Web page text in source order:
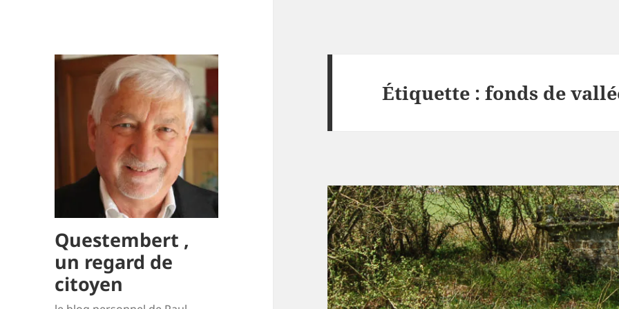
Questembert ,
un regard de
citoyen
Étiquette :fonds de